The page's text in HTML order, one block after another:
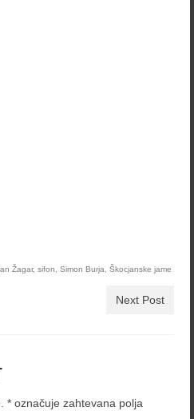
Žagar, sifon Simon Burja Škocjanske jame
Next Post
* označuje zahtevana polja